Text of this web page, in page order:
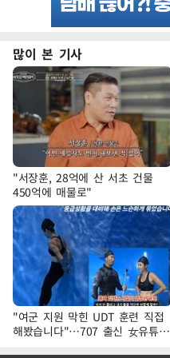
많이 본 기사
"서장훈, 28억에 산 서초 건물
450억에 매물로"
"여군 지원 막힌 UDT 훈련 직접
해봤습니다"…707 출신 女유튜버
'완벽 소화'